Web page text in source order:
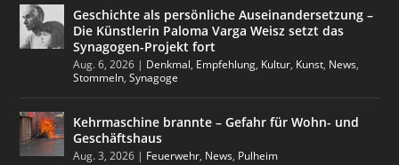
Geschichte als persönliche Auseinandersetzung –
Die Künstlerin Paloma Varga Weisz setzt das
Synagogen-Projekt fort
Aug. 6, 2026 | Denkmal, Empfehlung, Kultur, Kunst, News,
Stommeln,Synagoge
Kehrmaschine brannte – Gefahr für Wohn- und
Geschäftshaus
Aug. 3, 2026 | Feuerwehr, News, Pulheim